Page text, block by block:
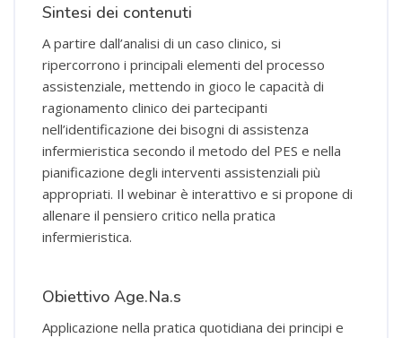
Sintesi dei contenuti
A partire dall’analisi di un caso clinico, si
ripercorrono i principali elementi del processo
assistenziale, mettendo in gioco le capacità di
ragionamento clinico dei partecipanti
nell’identificazione dei bisogni di assistenza
infermieristica secondo il metodo del PES e nella
pianificazione degli interventi assistenziali più
appropriati. Il webinar è interattivo e si propone di
allenare il pensiero critico nella pratica
infermieristica.
Obiettivo Age.Na.s
Applicazione nella pratica quotidiana dei principi e